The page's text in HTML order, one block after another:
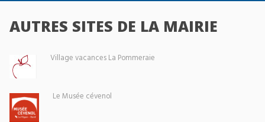
AUTRES SITES DE LA MAIRIE
Village vacances La Pommeraie
Le Musée cévenol